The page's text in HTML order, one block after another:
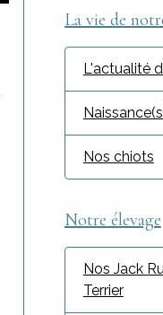
La vie de
L'actualité
Nos chiots
Notre élevage
Nos Jack
Terrier